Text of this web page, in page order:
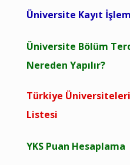
Üniversite Kayıt
Üniversite Bölüm
Nereden Yapılır?
Türkiye Üniversiteleri
Listesi
YKS Puan Hesaplama